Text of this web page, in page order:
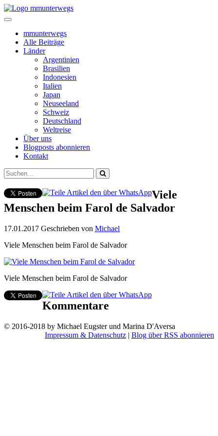
mmunterwegs
Alle Beiträge
Länder
Argentinien
Brasilien
Indonesien
Italien
Japan
Neuseeland
Schweiz
Deutschland
Weltreise
Über uns
Blogposts abonnieren
Kontakt
Viele
Menschen beim Farol de Salvador
17.01.2017 Geschrieben von Michael
Viele Menschen beim Farol de Salvador
Viele Menschen beim Farol de Salvador
Kommentare
© 2016-2018 by Michael Eugster und Marina D'Aversa
Impressum & Datenschutz | Blog über RSS abonnieren